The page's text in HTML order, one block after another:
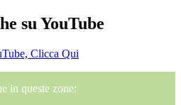
su YouTube
Clicca Qui
in queste zone: